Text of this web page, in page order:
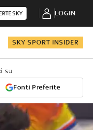
SKY LOGIN
SKY SPORT INSIDER
su
Fonti Preferite